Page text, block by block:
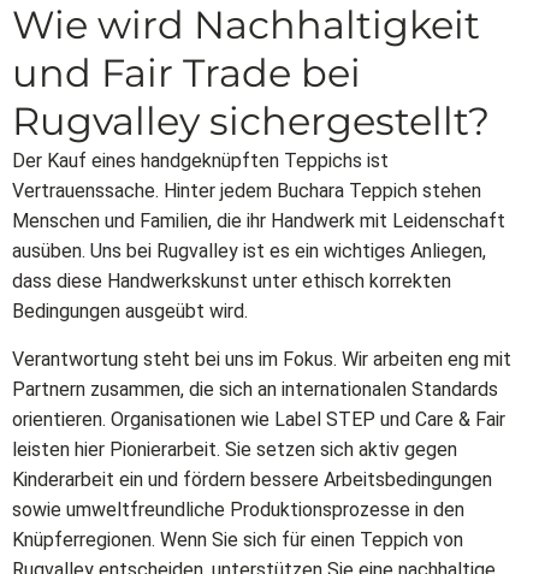
Wie wird Nachhaltigkeit
und Fair Trade bei
Rugvalley sichergestellt?
Der Kauf eines handgeknüpften Teppichs ist
Vertrauenssache. Hinter jedem Buchara Teppich stehen
Menschen und Familien, die ihr Handwerk mit Leidenschaft
ausüben. Uns bei Rugvalley ist es ein wichtiges Anliegen,
dass diese Handwerkskunst unter ethisch korrekten
Bedingungen ausgeübt wird.
Verantwortung steht bei uns im Fokus. Wir arbeiten eng mit
Partnern zusammen, die sich an internationalen Standards
orientieren. Organisationen wie Label STEP und Care & Fair
leisten hier Pionierarbeit. Sie setzen sich aktiv gegen
Kinderarbeit ein und fördern bessere Arbeitsbedingungen
sowie umweltfreundliche Produktionsprozesse in den
Knüpferregionen. Wenn Sie sich für einen Teppich von
Rugvalley entscheiden, unterstützen Sie eine nachhaltige